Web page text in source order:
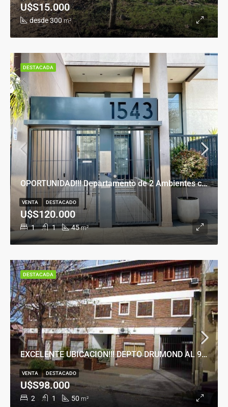
desde 300 m²
U$S15.000
OPORTUNIDAD!!! Departamento de 2 Ambientes con Cochera en Banfield Este
1 1 45 m²
U$S120.000
VENTA DESTACADO
DESTACADA
EXCELENTE UBICACION!!! DEPTO DRUMOND AL 900
2 1 50 m²
U$S98.000
VENTA DESTACADO
DESTACADA